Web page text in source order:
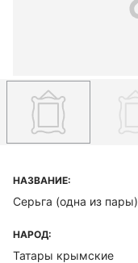
НАЗВАНИЕ:
Серьга (одна из пары)
НАРОД:
Татары крымские